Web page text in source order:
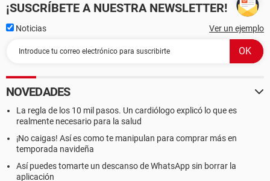
¡SUSCRÍBETE A NUESTRA NEWSLETTER!
Noticias Ver un ejemplo
NOVEDADES
La regla de los 10 mil pasos. Un cardiólogo explicó lo que es
realmente necesario para la salud
¡No caigas! Así es como te manipulan para comprar más en
temporada navideña
Así puedes tomarte un descanso de WhatsApp sin borrar la
aplicación